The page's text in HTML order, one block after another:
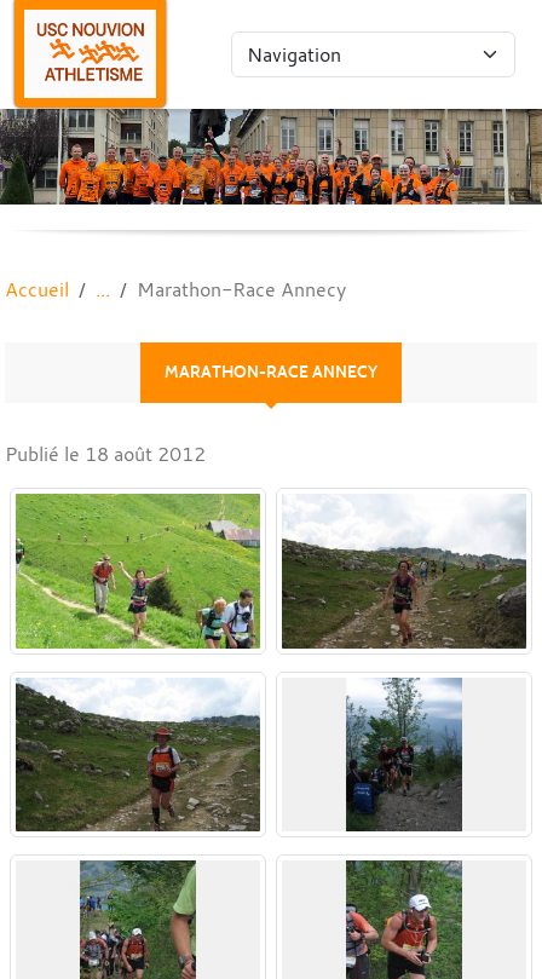
Accueil Marathon-Race Annecy
MARATHON-RACE ANNECY
Publié le 18 août 2012
Panneau de gestion des cookies